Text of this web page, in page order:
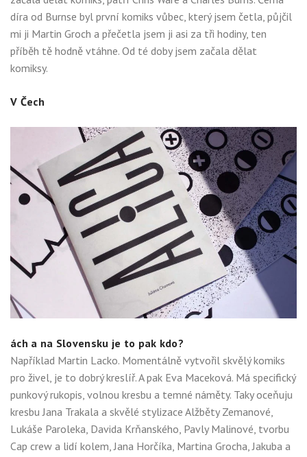
díra od Burnse byl první komiks vůbec, který jsem četla, půjčil
mi ji Martin Groch a přečetla jsem ji asi za tři hodiny, ten
příběh tě hodně vtáhne. Od té doby jsem začala dělat
komiksy.
V Čech
ách a na Slovensku je to pak kdo?
Například Martin Lacko. Momentálně vytvořil skvělý komiks
pro živel, je to dobrý kreslíř. A pak Eva Maceková. Má specifický
punkový rukopis, volnou kresbu a temné náměty. Taky oceňuju
kresbu Jana Trakala a skvělé stylizace Alžběty Zemanové,
Lukáše Paroleka, Davida Krňanského, Pavly Malinové, tvorbu
Cap crew a lidí kolem, Jana Horčíka, Martina Grocha, Jakuba a